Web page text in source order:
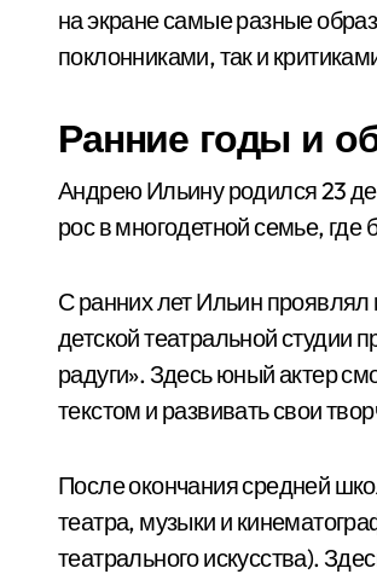
на экране самые разные
поклонниками, так и
Ранние годы и
Андрею Ильину родился 23
рос в многодетной семье,
С ранних лет Ильин проявлял
детской театральной студии
радуги». Здесь юный актер
текстом и развивать свои
После окончания средней
театра, музыки и
театрального искусства).